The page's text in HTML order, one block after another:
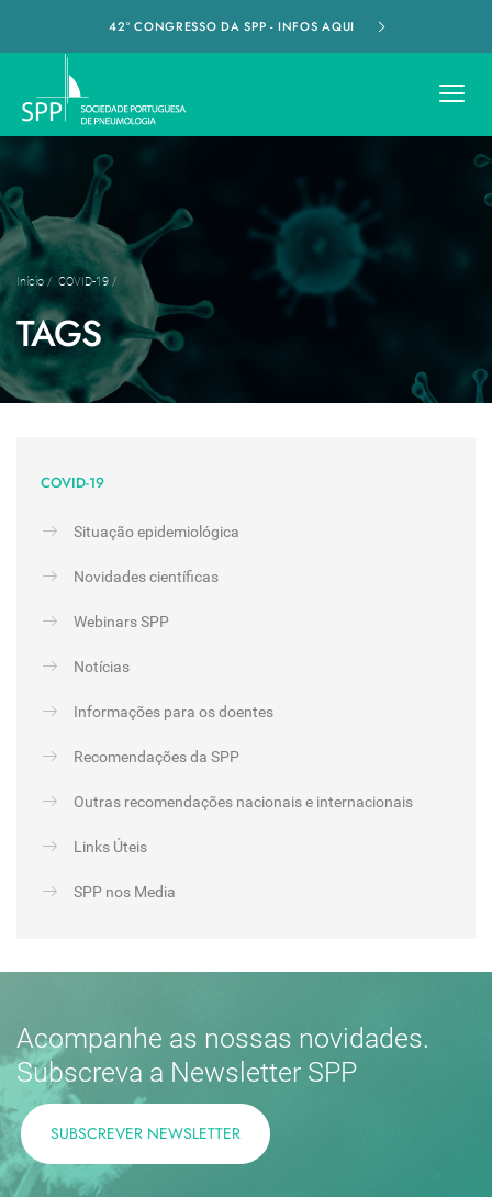
42º CONGRESSO DA SPP - INFOS AQUI
Início / COVID-19 /
TAGS
COVID-19
Situação epidemiológica
Novidades científicas
Webinars SPP
Notícias
Informações para os doentes
Recomendações da SPP
Outras recomendações nacionais e internacionais
Links Úteis
SPP nos Media
Acompanhe as nossas novidades.
Subscreva a Newsletter SPP
SUBSCREVER NEWSLETTER